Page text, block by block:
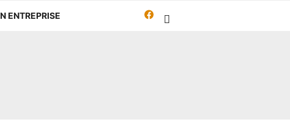
ENTREPRISE
Travailleur-